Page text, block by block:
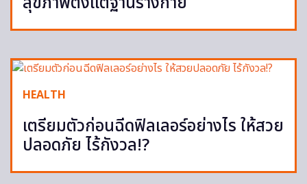
HEALTH
เตรียมตัวก่อนฉีดฟิลเลอร์อย่างไร ให้สวย
ปลอดภัย ไร้กังวล!?